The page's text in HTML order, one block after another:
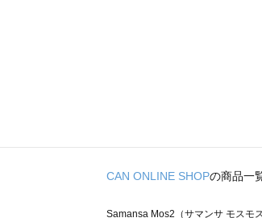
CAN ONLINE SHOPの商品一
Samansa Mos2（サマンサ モスモ